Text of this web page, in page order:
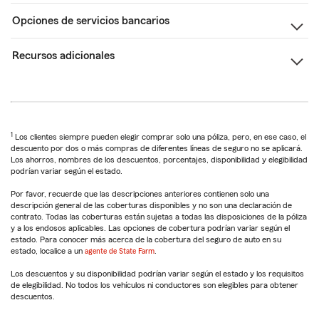
Opciones de servicios bancarios
Recursos adicionales
1 Los clientes siempre pueden elegir comprar solo una póliza, pero, en ese caso, el
descuento por dos o más compras de diferentes líneas de seguro no se aplicará.
Los ahorros, nombres de los descuentos, porcentajes, disponibilidad y elegibilidad
podrían variar según el estado.
Por favor, recuerde que las descripciones anteriores contienen solo una
descripción general de las coberturas disponibles y no son una declaración de
contrato. Todas las coberturas están sujetas a todas las disposiciones de la póliza
y a los endosos aplicables. Las opciones de cobertura podrían variar según el
estado. Para conocer más acerca de la cobertura del seguro de auto en su
estado, localice a un agente de State Farm
Los descuentos y su disponibilidad podrían variar según el estado y los requisitos
de elegibilidad. No todos los vehículos ni conductores son elegibles para obtener
descuentos.